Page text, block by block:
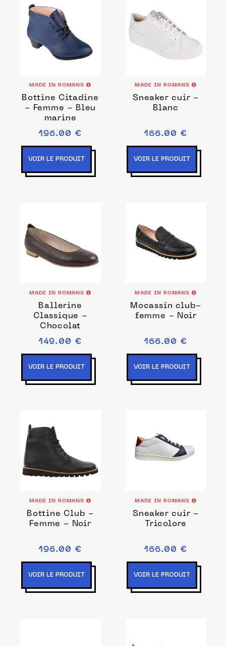
MADE IN ROMANS
Bottine Citadine
- Femme - Bleu
marine
196.00 €
VOIR LE PRODUIT
MADE IN ROMANS
Sneaker cuir -
Blanc
166.00 €
VOIR LE PRODUIT
MADE IN ROMANS
Ballerine
Classique -
Chocolat
149.00 €
VOIR LE PRODUIT
MADE IN ROMANS
Mocassin club-
femme - Noir
166.00 €
VOIR LE PRODUIT
MADE IN ROMANS
Bottine Club -
Femme - Noir
196.00 €
VOIR LE PRODUIT
MADE IN ROMANS
Sneaker cuir -
Tricolore
166.00 €
VOIR LE PRODUIT